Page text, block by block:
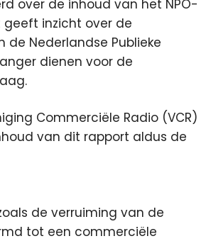
over de inhoud van het NPO-
geeft inzicht over de
Nederlandse Publieke
dienen voor de
Commerciële Radio (VCR)
van dit rapport aldus de
de verruiming van de
tot een commerciële